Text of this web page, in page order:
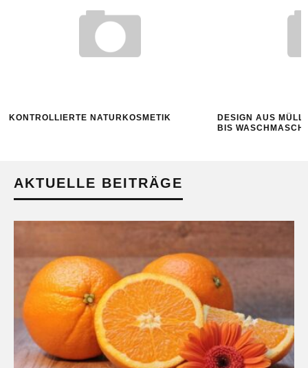
KONTROLLIERTE NATURKOSMETIK
DESIGN AUS
BIS
AKTUELLE BEITRÄGE